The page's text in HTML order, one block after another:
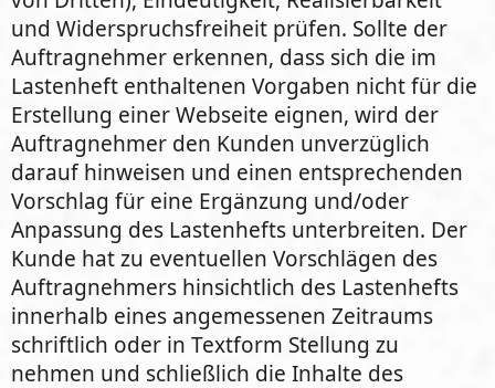
und Widerspruchsfreiheit prüfen. Sollte der
Auftragnehmer erkennen, dass sich die im
Lastenheft enthaltenen Vorgaben nicht für die
Erstellung einer Webseite eignen, wird der
Auftragnehmer den Kunden unverzüglich
darauf hinweisen und einen entsprechenden
Vorschlag für eine Ergänzung und/oder
Anpassung des Lastenhefts unterbreiten. Der
Kunde hat zu eventuellen Vorschlägen des
Auftragnehmers hinsichtlich des Lastenhefts
innerhalb eines angemessenen Zeitraums
schriftlich oder in Textform Stellung zu
nehmen und schließlich die Inhalte des